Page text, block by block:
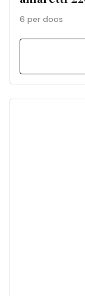
6 per doos